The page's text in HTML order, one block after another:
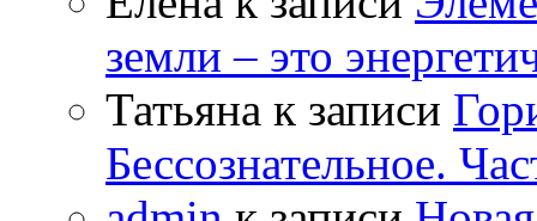
земли – это
Татьяна к записи
Бессознательное.